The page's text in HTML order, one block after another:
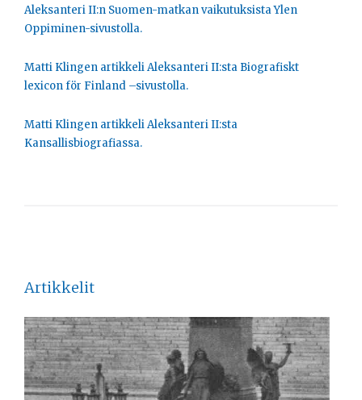
Aleksanteri II:n Suomen-matkan vaikutuksista Ylen
Oppiminen-sivustolla.
Matti Klingen artikkeli Aleksanteri II:sta Biografiskt
lexicon för Finland –sivustolla.
Matti Klingen artikkeli Aleksanteri II:sta
Kansallisbiografiassa.
Artikkelit